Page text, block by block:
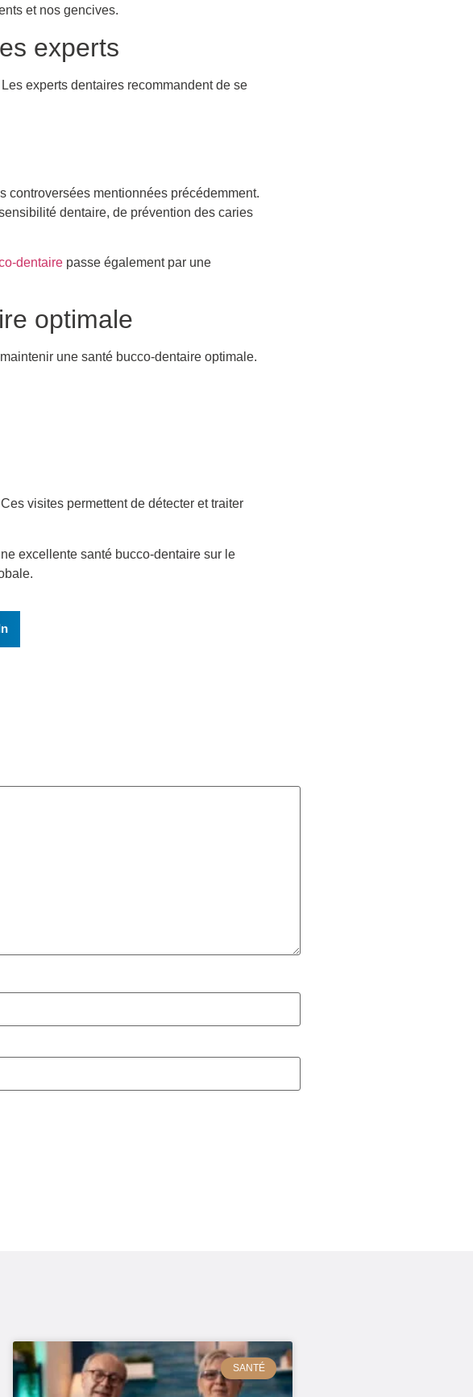
et nos gencives.
experts
experts dentaires recommandent de se
controversées mentionnées précédemment.
dentaire, de prévention des caries
dentaire passe également par une
optimale
une santé bucco-dentaire optimale.
visites permettent de détecter et traiter
excellente santé bucco-dentaire sur le
SANTÉ